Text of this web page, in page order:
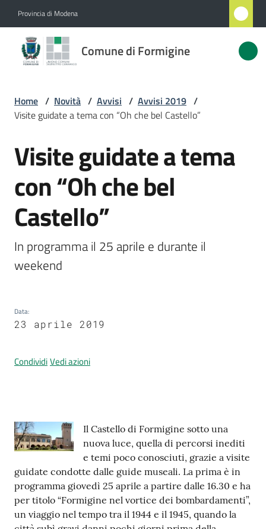
Provincia di Modena
Comune di Formigine
Comune
di
Novità
Menu selezionato
Servizi
Vivere
Formigine
Prenotazione
appuntamenti
A
t
a
e
t
e
o
Home / Novità / Avvisi / Avvisi 2019 /
Visite guidate a tema con “Oh che bel Castello”
Salta al contenuto
Visite guidate a tema
con “Oh che bel
Castello”
In programma il 25 aprile e durante il
weekend
Data:
23 aprile 2019
CondividiVedi azioni
Contenuto
Il Castello di Formigine sotto una
nuova luce, quella di percorsi inediti
e temi poco conosciuti, grazie a visite
guidate condotte dalle guide museali. La prima è in
programma giovedì 25 aprile a partire dalle 16.30 e ha
per titolo “Formigine nel vortice dei bombardamenti”,
un viaggio nel tempo tra il 1944 e il 1945, quando la